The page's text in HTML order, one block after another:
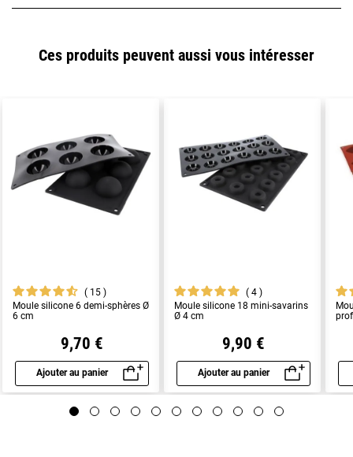
Ces produits peuvent aussi vous intéresser
15
Moule silicone 6 demi-sphères Ø
6 cm
9,70 €
Ajouter au panier
Aperçu rapide
4
Moule silicone 18 mini-savarins
Ø 4 cm
9,90 €
Ajouter au panier
Aperçu rapide